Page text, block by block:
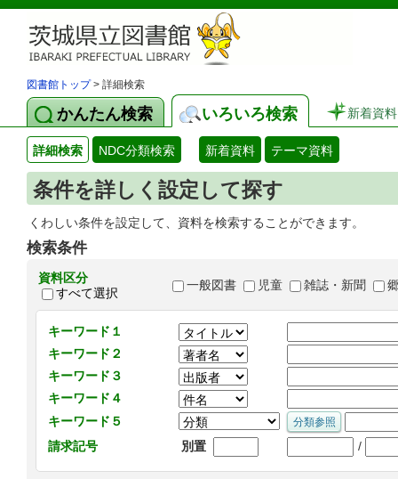
図書館トップ> 詳細検索
かんたん検索 いろいろ検索 新着資料
詳細検索 NDC分類検索 新着資料 テーマ資料
条件を詳しく設定して探す
くわしい条件を設定して、資料を検索することができます。
検索条件
資料区分
すべて選択
一般図書 児童 雑誌・新聞
キーワード１
キーワード２
キーワード３
キーワード４
キーワード５
請求記号
別置 /